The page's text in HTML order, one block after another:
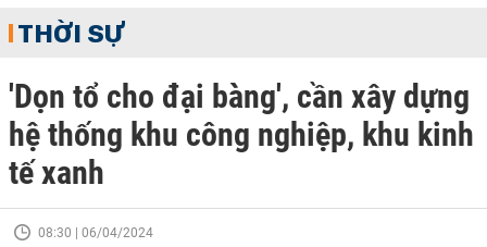
THỜI SỰ
'Dọn tổ cho đại bàng', cần xây dựng
hệ thống khu công nghiệp, khu kinh
tế xanh
08:30 | 06/04/2024